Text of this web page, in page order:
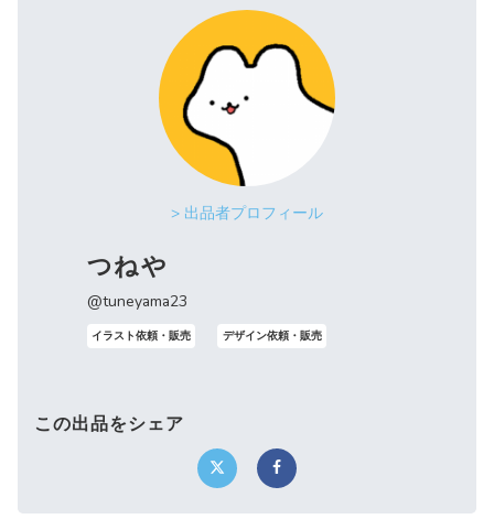
> 出品者プロフィール
つねや
@tuneyama23
イラスト依頼・販売 デザイン依頼・販売
この出品をシェア